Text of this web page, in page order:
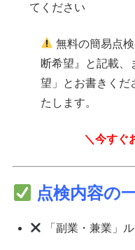
てください
無料の簡易点
断希望』と記載、
望」とお書きくだ
たします。
＼今すぐ
点検内容の
「副業・兼業」